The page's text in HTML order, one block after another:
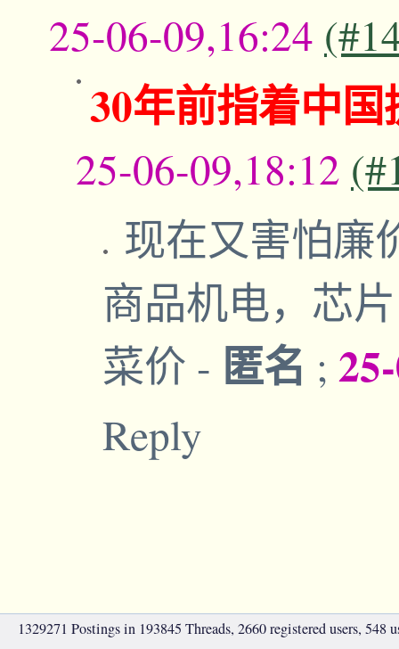
25-06-09,16:24
30年前指着中
25-06-09,18:12
现在又害怕廉
商品机电，芯
菜价 - 匿名 ;
Reply
1329271 Postings in 193845 Threads, 2660 registered users, 548